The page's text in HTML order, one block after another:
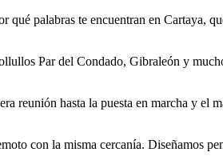
palabras te encuentran en Cartaya,
Par del Condado, Gibraleón y
reunión hasta la puesta en marcha y el
con la misma cercanía. Diseñamos